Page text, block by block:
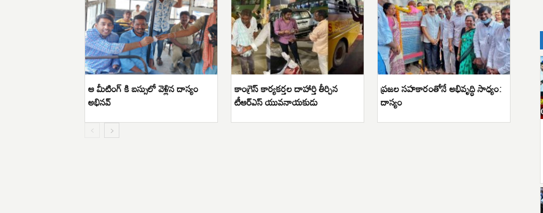
ఆ మీటింగ్ కి బస్సులో వెళ్లిన దాస్యం
అభినవ్
కాంగ్రెస్ కార్యకర్తల దాహార్తి తీర్చిన
టీఆర్ఎస్ యువనాయకుడు
ప్రజల సహకారంతోనే అభివృద్ధి సాధ్యం:
దాస్యం